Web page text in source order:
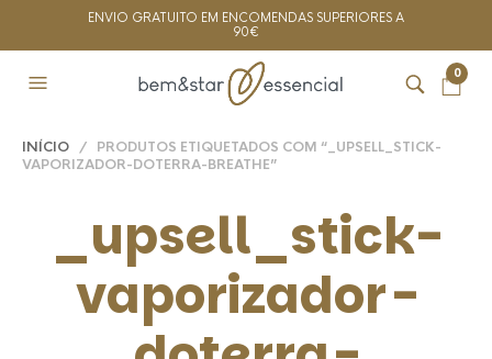
ENVIO GRATUITO EM ENCOMENDAS SUPERIORES A
90€
0
INÍCIO / PRODUTOS ETIQUETADOS COM “_UPSELL_STICK-
VAPORIZADOR-DOTERRA-BREATHE”
_upsell_stick-
vaporizador-